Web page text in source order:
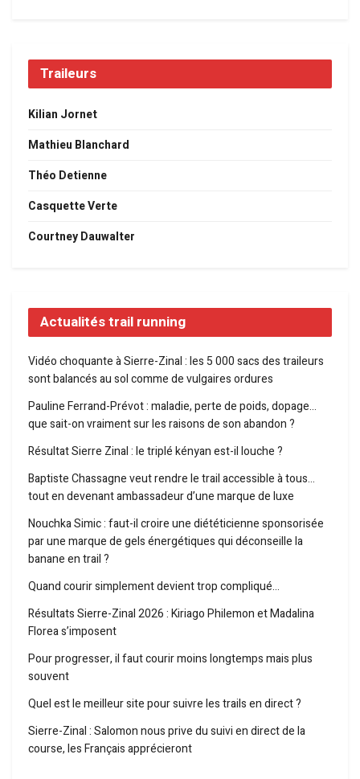
Traileurs
Kilian Jornet
Mathieu Blanchard
Théo Detienne
Casquette Verte
Courtney Dauwalter
Actualités trail running
Vidéo choquante à Sierre-Zinal : les 5 000 sacs des traileurs
sont balancés au sol comme de vulgaires ordures
Pauline Ferrand-Prévot : maladie, perte de poids, dopage…
que sait-on vraiment sur les raisons de son abandon ?
Résultat Sierre Zinal : le triplé kényan est-il louche ?
Baptiste Chassagne veut rendre le trail accessible à tous…
tout en devenant ambassadeur d’une marque de luxe
Nouchka Simic : faut-il croire une diététicienne sponsorisée
par une marque de gels énergétiques qui déconseille la
banane en trail ?
Quand courir simplement devient trop compliqué…
Résultats Sierre-Zinal 2026 : Kiriago Philemon et Madalina
Florea s’imposent
Pour progresser, il faut courir moins longtemps mais plus
souvent
Quel est le meilleur site pour suivre les trails en direct ?
Sierre-Zinal : Salomon nous prive du suivi en direct de la
course, les Français apprécieront